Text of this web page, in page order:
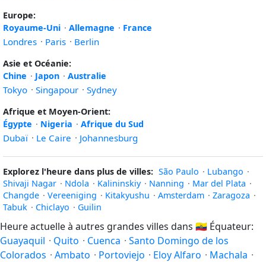
Europe:
Royaume-Uni · Allemagne · France
Londres · Paris · Berlin
Asie et Océanie:
Chine · Japon · Australie
Tokyo · Singapour · Sydney
Afrique et Moyen-Orient:
Égypte · Nigeria · Afrique du Sud
Dubaï · Le Caire · Johannesburg
Explorez l'heure dans plus de villes: São Paulo · Lubango ·
Shivaji Nagar · Ndola · Kalininskiy · Nanning · Mar del Plata ·
Changde · Vereeniging · Kitakyushu · Amsterdam · Zaragoza ·
Tabuk · Chiclayo · Guilin
Heure actuelle à autres grandes villes dans 🇪🇨 Équateur:
Guayaquil · Quito · Cuenca · Santo Domingo de los
Colorados · Ambato · Portoviejo · Eloy Alfaro · Machala ·